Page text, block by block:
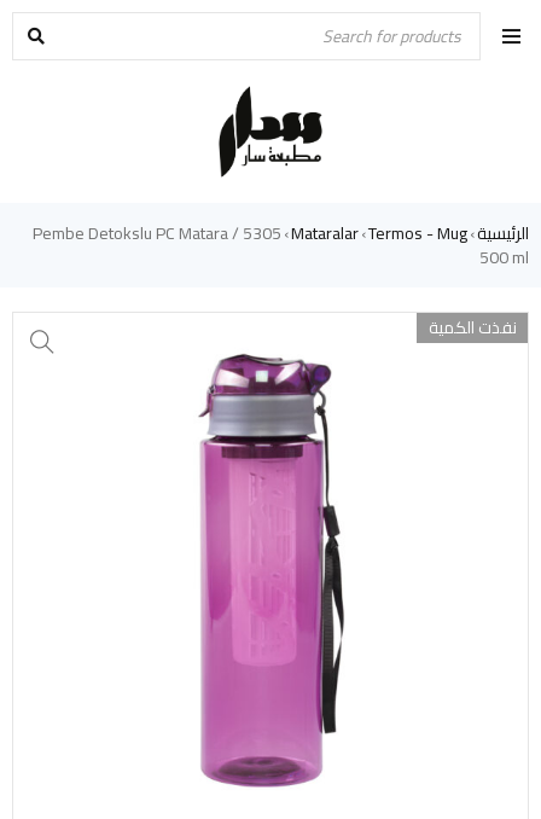
الرئيسية›
Termos - Mug
›
Mataralar
›
5305 Pembe Detokslu PC Matara /
500 ml
نفذت الكمية